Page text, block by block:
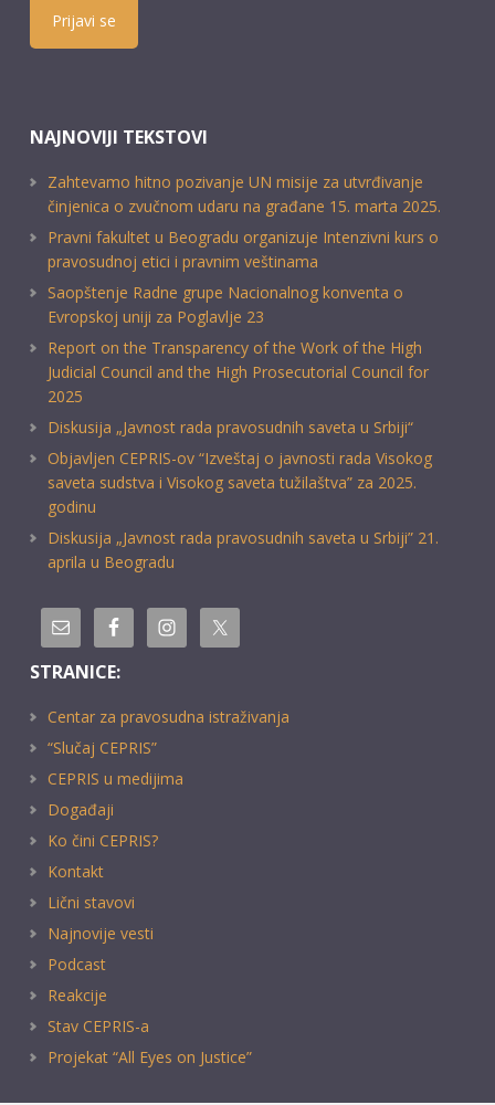
Prijavi se
NAJNOVIJI TEKSTOVI
Zahtevamo hitno pozivanje UN misije za utvrđivanje
činjenica o zvučnom udaru na građane 15. marta 2025.
Pravni fakultet u Beogradu organizuje Intenzivni kurs o
pravosudnoj etici i pravnim veštinama
Saopštenje Radne grupe Nacionalnog konventa o
Evropskoj uniji za Poglavlje 23
Report on the Transparency of the Work of the High
Judicial Council and the High Prosecutorial Council for
2025
Diskusija „Javnost rada pravosudnih saveta u Srbiji“
Objavljen CEPRIS-ov “Izveštaj o javnosti rada Visokog
saveta sudstva i Visokog saveta tužilaštva” za 2025.
godinu
Diskusija „Javnost rada pravosudnih saveta u Srbiji” 21.
aprila u Beogradu
STRANICE:
Centar za pravosudna istraživanja
“Slučaj CEPRIS”
CEPRIS u medijima
Događaji
Ko čini CEPRIS?
Kontakt
Lični stavovi
Najnovije vesti
Podcast
Reakcije
Stav CEPRIS-a
Projekat “All Eyes on Justice”